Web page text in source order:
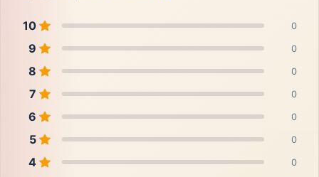
10 0
9 0
8 0
7 0
6 0
5 0
4 0